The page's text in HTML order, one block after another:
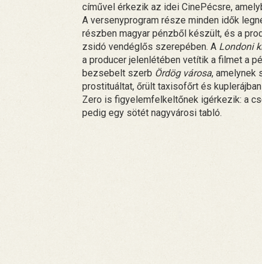
cíművel érkezik az idei CinePécsre,
A versenyprogram része minden idők
részben magyar pénzből készült, és a
zsidó vendéglős szerepében. A Londoni
a producer jelenlétében vetítik a filmet a
bezsebelt szerb Ördög városa, amelynek
prostituáltat, őrült taxisofőrt és
Zero is figyelemfelkeltőnek igérkezik: a
pedig egy sötét nagyvárosi tabló.